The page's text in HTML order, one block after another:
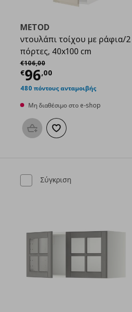
€ 142,00
METOD
ντουλάπι τοίχου με ράφια/2
πόρτες, 40x100 cm
€106,00
Αρχική τιμή
€96,00
Τρέχουσα τιμή
480 πόντους ανταμοιβής
Μη διαθέσιμο στο e-shop
Προσθήκη στο καλάθι
Προσθήκη στα αγαπημένα
Σύγκριση